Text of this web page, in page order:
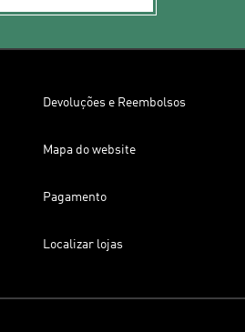
Devoluções e Reembolsos
Mapa do website
Pagamento
Localizar lojas